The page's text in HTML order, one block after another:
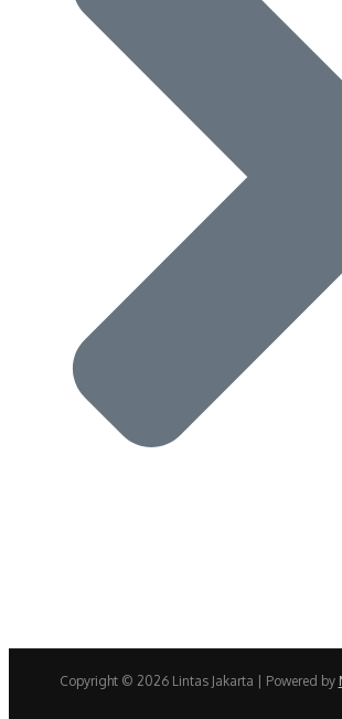
Copyright © 2026 Lintas Jakarta | Powered by